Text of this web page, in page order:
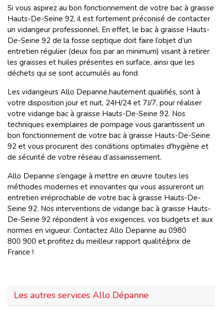
Si vous aspirez au bon fonctionnement de votre bac à graisse
Hauts-De-Seine 92, il est fortement préconisé de contacter
un vidangeur professionnel. En effet, le bac à graisse Hauts-
De-Seine 92 de la fosse septique doit faire l’objet d’un
entretien régulier (deux fois par an minimum) visant à retirer
les graisses et huiles présentes en surface, ainsi que les
déchets qui se sont accumulés au fond.
Les vidangeurs Allo Depanne,hautement qualifiés, sont à
votre disposition jour et nuit, 24H/24 et 7J/7, pour réaliser
votre vidange bac à graisse Hauts-De-Seine 92. Nos
techniques exemplaires de pompage vous garantissent un
bon fonctionnement de votre bac à graisse Hauts-De-Seine
92 et vous procurent des conditions optimales d'hygiène et
de sécurité de votre réseau d’assainissement.
Allo Depanne s’engage à mettre en œuvre toutes les
méthodes modernes et innovantes qui vous assureront un
entretien irréprochable de votre bac à graisse Hauts-De-
Seine 92. Nos interventions de vidange bac à graisse Hauts-
De-Seine 92 répondent à vos exigences, vos budgets et aux
normes en vigueur. Contactez Allo Depanne au 0980
800 900 et profitez du meilleur rapport qualité/prix de
France !
Les autres services Allo Dépanne